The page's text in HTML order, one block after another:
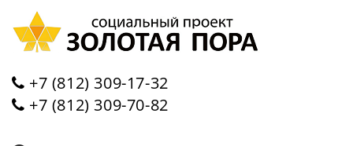
+7 (812) 309-17-32
+7 (812) 309-70-82